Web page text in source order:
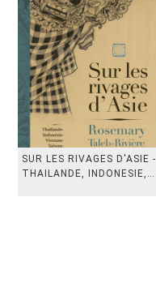
SUR LES RIVAGES D'ASIE -
THAILANDE, INDONESIE,